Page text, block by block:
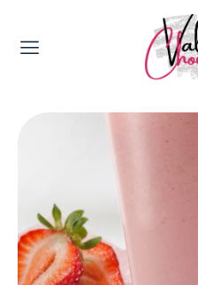
Valerie's Topics
Travel
Food
Lifestyle,